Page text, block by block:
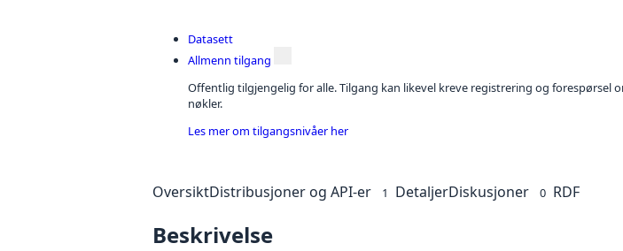
Datasett
Allmenn tilgang
Offentlig tilgjengelig for alle. Tilgang kan likevel kreve registrering og forespørsel
nøkler.
Les mer om tilgangsnivåer her
OversiktDistribusjoner og API-er 1 DetaljerDiskusjoner 0 RDF
Beskrivelse